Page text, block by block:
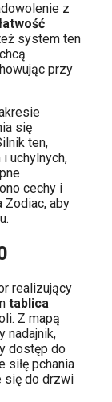
z
system ten
przy
się
ten,
uchylnych,
cechy i
aby
realizujący
tablica
Z mapą
nadajnik,
dostęp do
siłę pchania
się do drzwi